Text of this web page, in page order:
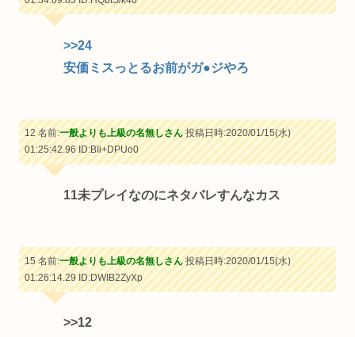
>>24
安価ミスっとるお前がガ●ジやろ
12 名前:一般よりも上級の名無しさん投稿日時:2020/01/15(水)
01:25:42.96ID:BIi+DPUo0
11未プレイなのにネタバレすんなカス
15 名前:一般よりも上級の名無しさん投稿日時:2020/01/15(水)
01:26:14.29ID:DWIB2ZyXp
>>12